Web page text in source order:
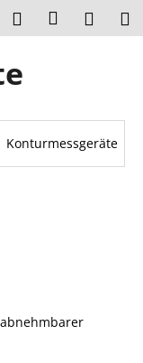
SuchenLogin
Konturmessgeräte